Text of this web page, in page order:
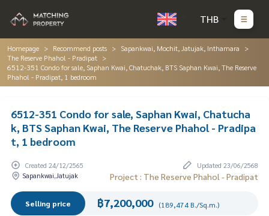
THB
Homepage Recommend posts
Sapankwai, Mochit, Jatujak, Inthamara
The Reserve Phahol - Pradipat
6512-351 Condo for sale, Saphan Kwai, Chatuchak, BTS Saphan Kwai, The Reserve
Phahol - Pradipat, 1 bedroom
6512-351 Condo for sale, Saphan Kwai, Chatucha
k, BTS Saphan Kwai, The Reserve Phahol - Pradipa
t, 1 bedroom
Created 24/12/2565
Updated 23/06/2568
Sapankwai,Jatujak
Project : The Reserve Phahol - Pradipat
Selling price ฿7,200,000 (189,474 B./Sq.m.)